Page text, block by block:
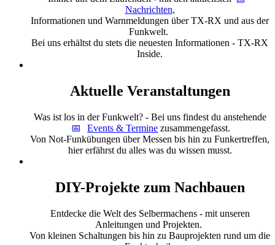
Nachrichten,
Informationen und Warnmeldungen über TX-RX und aus der
Funkwelt.
Bei uns erhältst du stets die neuesten Informationen - TX-RX
Inside.
Aktuelle Veranstaltungen
Was ist los in der Funkwelt? - Bei uns findest du anstehende
Events & Termine zusammengefasst.
Von Not-Funkübungen über Messen bis hin zu Funkertreffen,
hier erfährst du alles was du wissen musst.
DIY-Projekte zum Nachbauen
Entdecke die Welt des Selbermachens - mit unseren
Anleitungen und Projekten.
Von kleinen Schaltungen bis hin zu Bauprojekten rund um die